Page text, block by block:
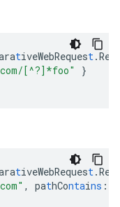
tiveWebRequest
[^?]*foo"
}
tiveWebRequest
, pathContains :